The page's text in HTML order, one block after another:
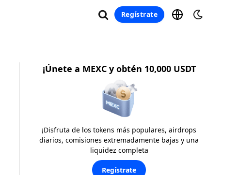
Regístrate
¡Únete a MEXC y obtén 10,000 USDT
¡Disfruta de los tokens más populares, airdrops
diarios, comisiones extremadamente bajas y una
liquidez completa
Regístrate